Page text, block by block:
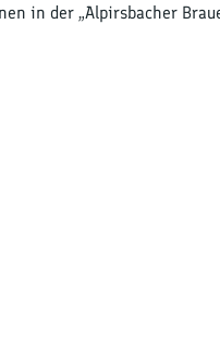
in der „Alpirsbacher